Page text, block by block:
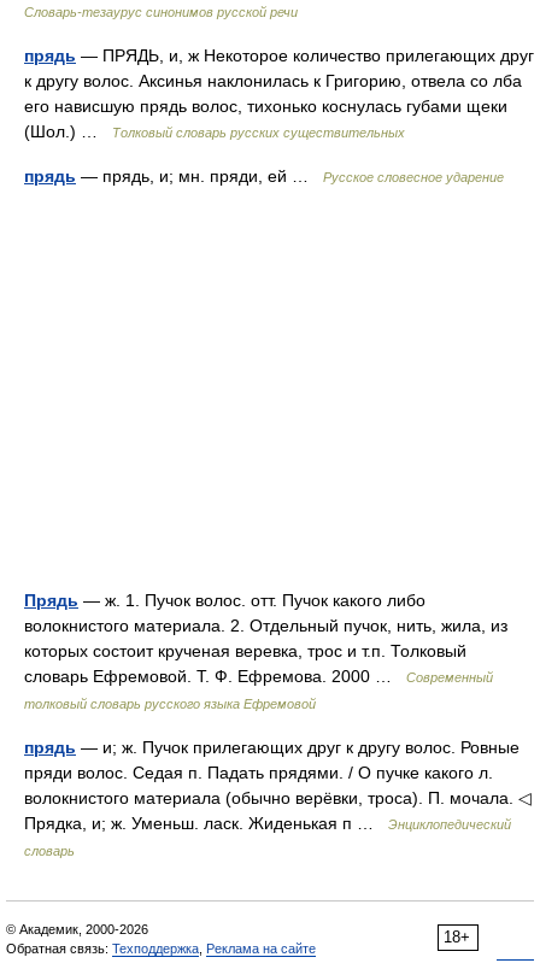
Словарь-тезаурус синонимов русской речи
прядь — ПРЯДЬ, и, ж Некоторое количество прилегающих друг
к другу волос. Аксинья наклонилась к Григорию, отвела со лба
его нависшую прядь волос, тихонько коснулась губами щеки
(Шол.) …
Толковый словарь русских существительных
прядь — прядь, и; мн. пряди, ей … Русское словесное ударение
Прядь — ж. 1. Пучок волос. отт. Пучок какого либо
волокнистого материала. 2. Отдельный пучок, нить, жила, из
которых состоит крученая веревка, трос и т.п. Толковый
словарь Ефремовой. Т. Ф. Ефремова. 2000 …
Современный
толковый словарь русского языка Ефремовой
прядь — и; ж. Пучок прилегающих друг к другу волос. Ровные
пряди волос. Седая п. Падать прядями. / О пучке какого л.
волокнистого материала (обычно верёвки, троса). П. мочала. ◁
Прядка, и; ж. Уменьш. ласк. Жиденькая п …
Энциклопедический
словарь
18+
© Академик, 2000-2026
Обратная связь: Техподдержка Реклама на сайте